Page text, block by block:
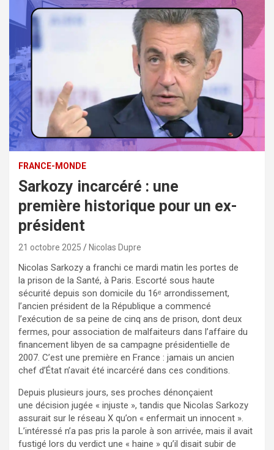
FRANCE-MONDE
Sarkozy incarcéré : une
première historique pour un ex-
président
21 octobre 2025 Nicolas Dupre
Nicolas Sarkozy a franchi ce mardi matin les portes de
la prison de la Santé, à Paris. Escorté sous haute
sécurité depuis son domicile du 16ᵉ arrondissement,
l’ancien président de la République a commencé
l’exécution de sa peine de cinq ans de prison, dont deux
fermes, pour association de malfaiteurs dans l’affaire du
financement libyen de sa campagne présidentielle de
2007. C’est une première en France : jamais un ancien
chef d’État n’avait été incarcéré dans ces conditions.
Depuis plusieurs jours, ses proches dénonçaient
une décision jugée « injuste », tandis que Nicolas Sarkozy
assurait sur le réseau X qu’on « enfermait un innocent ».
L’intéressé n’a pas pris la parole à son arrivée, mais il avait
fustigé lors du verdict une « haine » qu’il disait subir de